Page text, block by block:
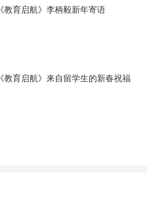
《教育启航》李柄毅新年寄语
《教育启航》来自留学生的新春祝福